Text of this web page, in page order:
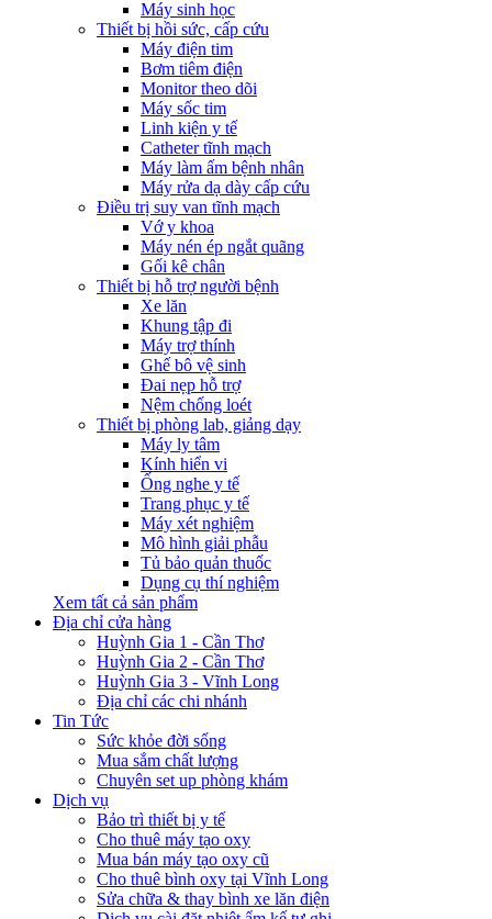
Máy sinh học
Thiết bị hồi sức, cấp cứu
Máy điện tim
Bơm tiêm điện
Monitor theo dõi
Máy sốc tim
Linh kiện y tế
Catheter tĩnh mạch
Máy làm ấm bệnh nhân
Máy rửa dạ dày cấp cứu
Điều trị suy van tĩnh mạch
Vớ y khoa
Máy nén ép ngắt quãng
Gối kê chân
Thiết bị hỗ trợ người bệnh
Xe lăn
Khung tập đi
Máy trợ thính
Ghế bô vệ sinh
Đai nẹp hỗ trợ
Nệm chống loét
Thiết bị phòng lab, giảng dạy
Máy ly tâm
Kính hiển vi
Ống nghe y tế
Trang phục y tế
Máy xét nghiệm
Mô hình giải phẫu
Tủ bảo quản thuốc
Dụng cụ thí nghiệm
Xem tất cả sản phẩm
Địa chỉ cửa hàng
Huỳnh Gia 1 - Cần Thơ
Huỳnh Gia 2 - Cần Thơ
Huỳnh Gia 3 - Vĩnh Long
Địa chỉ các chi nhánh
Tin Tức
Sức khỏe đời sống
Mua sắm chất lượng
Chuyên set up phòng khám
Dịch vụ
Bảo trì thiết bị y tế
Cho thuê máy tạo oxy
Mua bán máy tạo oxy cũ
Cho thuê bình oxy tại Vĩnh Long
Sửa chữa & thay bình xe lăn điện